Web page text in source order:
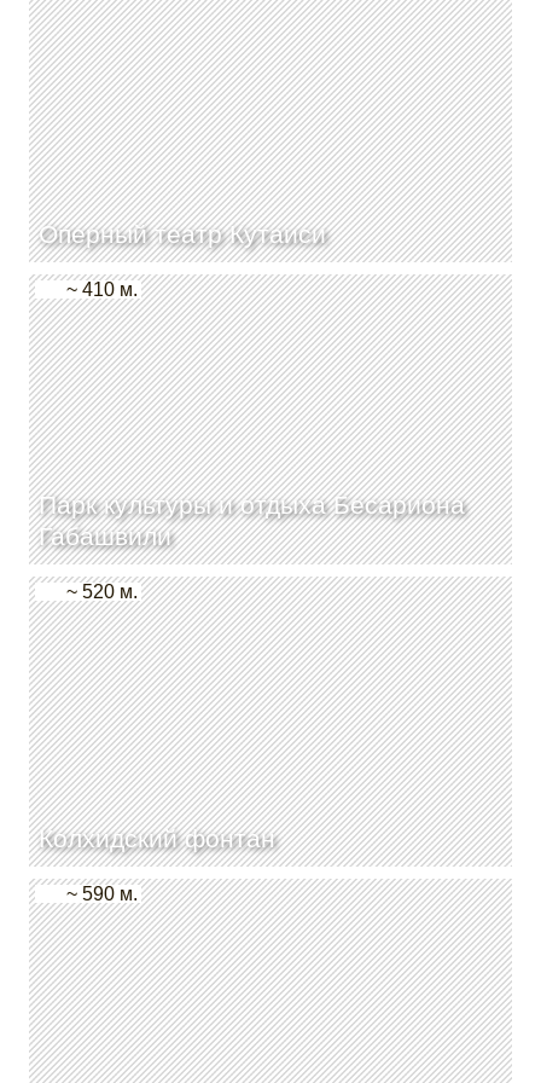
Оперный театр Кутаиси
Парк культуры и отдыха Бесариона
Габашвили
~ 410 м.
Колхидский фонтан
~ 520 м.
~ 590 м.